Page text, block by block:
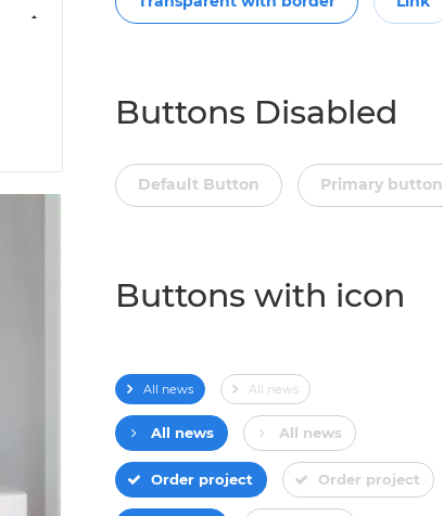
Buttons Disabled
Default Button Primary button
Buttons with icon
All news All news
All news All news
Order project Order project